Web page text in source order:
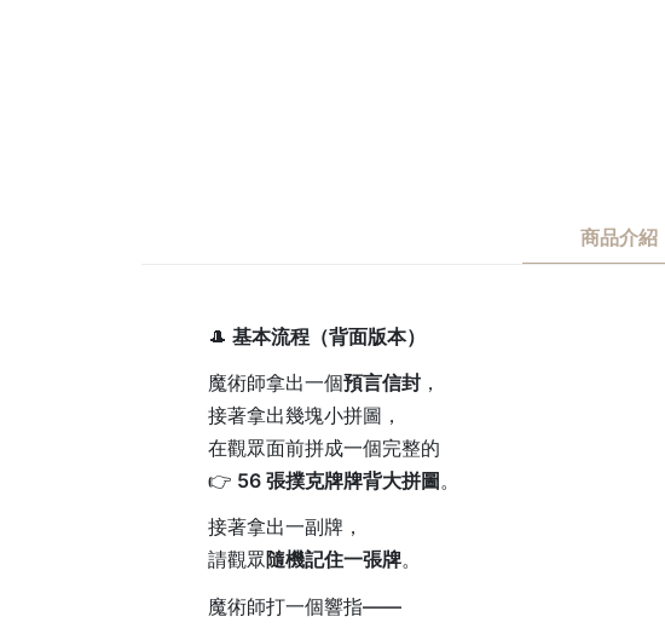
商品介紹
🎩 基本流程（背面版本）
魔術師拿出一個預言信封 ，
接著拿出幾塊小拼圖，
在觀眾面前拼成一個完整的
👉 56 張撲克牌牌背大拼圖。
接著拿出一副牌，
請觀眾隨機記住一張牌。
魔術師打一個響指——